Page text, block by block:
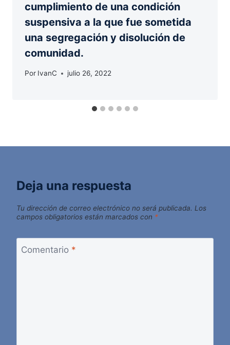
cumplimiento de una condición
suspensiva a la que fue sometida
una segregación y disolución de
comunidad.
Por IvanC julio 26, 2022
Deja una respuesta
Tu dirección de correo electrónico no será publicada. Los
campos obligatorios están marcados con *
Comentario *